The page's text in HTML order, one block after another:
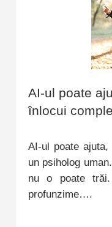
AI-ul poate
înlocui
AI-ul poate
un psiholog
nu o poate
profunzime….